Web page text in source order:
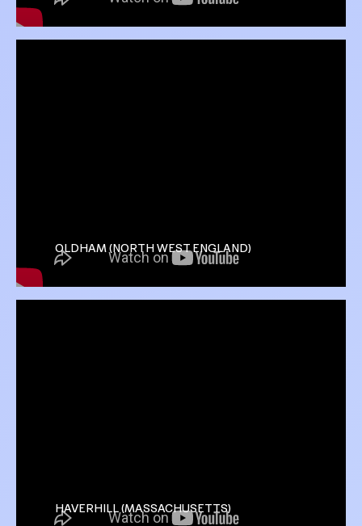
OLDHAM (NORTH WEST ENGLAND)
HAVERHILL (MASSACHUSETTS)